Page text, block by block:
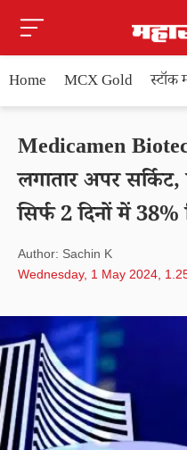
Home MCX Gold स्टॉक
Medicamen
लगातार अपर
सिर्फ 2 दिनों में 38%
Author: Sachin K
Wednesday, 1 May 2024,